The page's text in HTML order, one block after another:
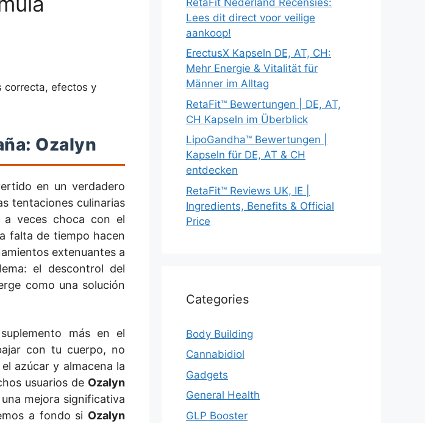
correcta, efectos y
Ozalyn
en un verdadero
tentaciones culinarias
a veces choca con el
falta de tiempo hacen
extenuantes a
el descontrol del
como una solución
más en el
con tu cuerpo, no
azúcar y almacena la
usuarios de Ozalyn
mejora significativa
a fondo si Ozalyn
Lees dit direct voor veilige
aankoop!
ErectusX Kapseln DE, AT, CH:
Mehr Energie & Vitalität für
Männer im Alltag
RetaFit™ Bewertungen | DE, AT,
CH Kapseln im Überblick
LipoGandha™ Bewertungen |
Kapseln für DE, AT & CH
entdecken
RetaFit™ Reviews UK, IE |
Ingredients, Benefits & Official
Price
Categories
Body Building
Cannabidiol
Gadgets
General Health
GLP Booster